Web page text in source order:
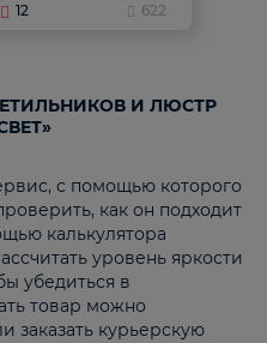
12 622
И ЛЮСТР
с помощью которого
как он подходит
калькулятора
уровень яркости
убедиться в
товар можно
заказать курьерскую